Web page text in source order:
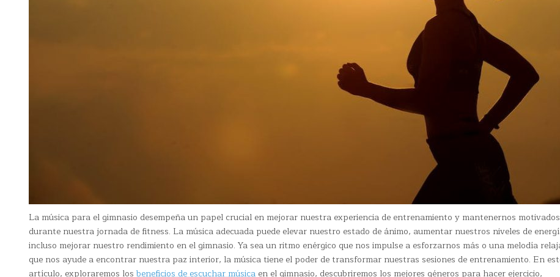
La música para el gimnasio desempeña un papel crucial en mejorar nuestra experiencia de entrenamiento y mantenernos motivados
durante nuestra jornada de fitness. La música adecuada puede elevar nuestro estado de ánimo, aumentar nuestros niveles de
incluso mejorar nuestro rendimiento en el gimnasio. Ya sea un ritmo enérgico que nos impulse a esforzarnos más o una melodía
que nos ayude a encontrar nuestra paz interior, la música tiene el poder de transformar nuestras sesiones de entrenamiento. En
artículo, exploraremos los beneficios de escuchar música en el gimnasio, descubriremos los mejores géneros para hacer ejercicio,